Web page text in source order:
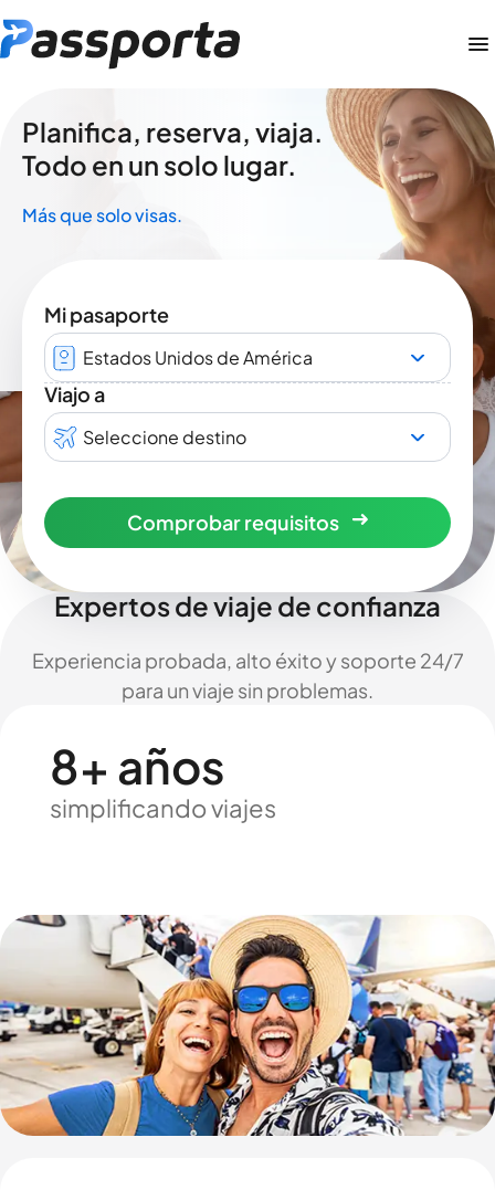
Planifica, reserva, viaja.
Todo en un solo lugar.
Más que solo visas.
Mi pasaporte
Estados Unidos de América
Viajo a
Seleccione destino
Comprobar requisitos
Expertos de viaje de confianza
Experiencia probada, alto éxito y soporte 24/7
para un viaje sin problemas.
8+ años
simplificando viajes